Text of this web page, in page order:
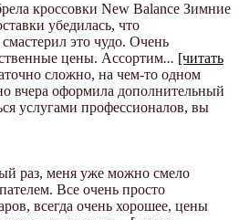
кроссовки New Balance Зимние
убедилась, что
это чудо. Очень
цены. Ассортим... [читать
сложно, на чем-то одном
вчера оформила дополнительный
услугами профессионалов, вы
раз, меня уже можно смело
Все очень просто
всегда очень хорошее, цены